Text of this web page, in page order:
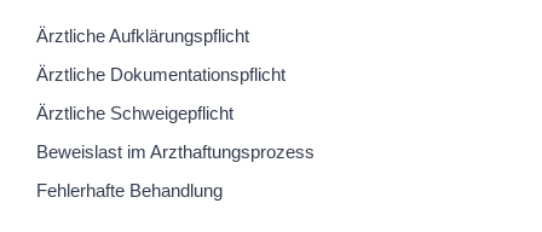
Ärztliche Aufklärungspflicht
Ärztliche Dokumentationspflicht
Ärztliche Schweigepflicht
Beweislast im Arzthaftungsprozess
Fehlerhafte Behandlung